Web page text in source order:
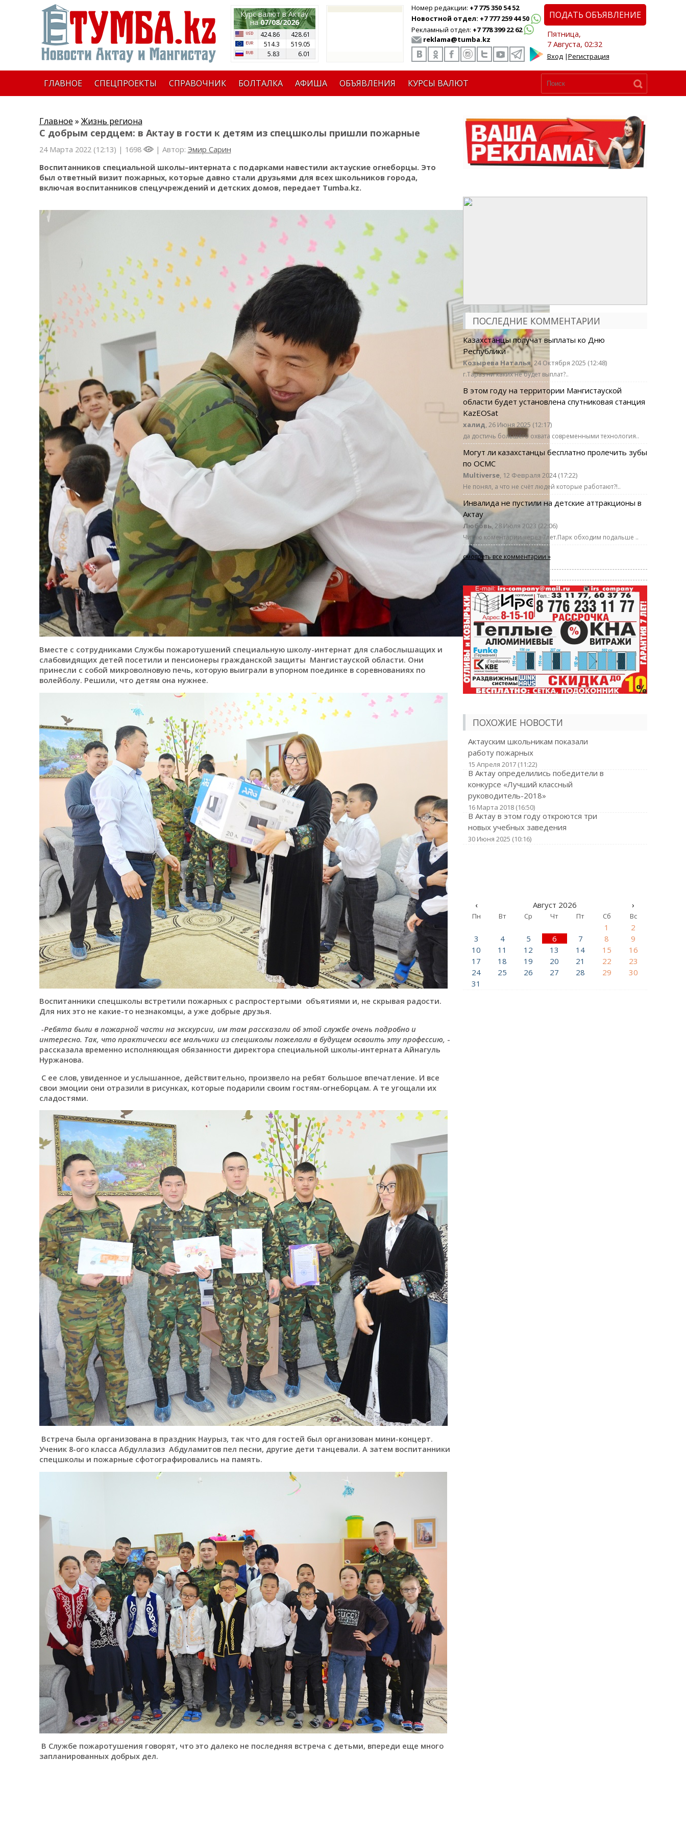
Курс валют в Актау
на07/08/2026
424.86
428.61
514.3
519.05
5.83
6.01
Номер редакции: +7 775 350 54 52
Новостной отдел: +7 777 259 44 50
Рекламный отдел: +7 778 399 22 62
reklama@tumba.kz
ПОДАТЬ ОБЪЯВЛЕНИЕ
Пятница,
7 Августа, 02:32
Вход|Регистрация
ГЛАВНОЕ СПЕЦПРОЕКТЫ СПРАВОЧНИК БОЛТАЛКА АФИША ОБЪЯВЛЕНИЯ КУРСЫ ВАЛЮТ
Главное » Жизнь региона
С добрым сердцем: в Актау в гости к детям из спецшколы пришли пожарные
24 Марта 2022 (12:13) | 1698 | Автор: Эмир Сарин
Воспитанников специальной школы–интерната с подарками навестили актауские огнеборцы. Это
был ответный визит пожарных, которые давно стали друзьями для всех школьников города,
включая воспитанников спецучреждений и детских домов, передает Tumba.kz.
Вместе с сотрудниками Службы пожаротушений специальную школу-интернат для слабослышащих и
слабовидящих детей посетили и пенсионеры гражданской защиты Мангистауской области. Они
принесли с собой микроволновую печь, которую выиграли в упорном поединке в соревнованиях по
волейболу. Решили, что детям она нужнее.
Воспитанники спецшколы встретили пожарных с распростертыми объятиями и, не скрывая радости.
Для них это не какие-то незнакомцы, а уже добрые друзья.
-Ребята были в пожарной части на экскурсии, им там рассказали об этой службе очень подробно и
интересно. Так, что практически все мальчики из спецшколы пожелали в будущем освоить эту профессию, -
рассказала временно исполняющая обязанности директора специальной школы-интерната Айнагуль
Нуржанова.
С ее слов, увиденное и услышанное, действительно, произвело на ребят большое впечатление. И все
свои эмоции они отразили в рисунках, которые подарили своим гостям-огнеборцам. А те угощали их
сладостями.
Встреча была организована в праздник Наурыз, так что для гостей был организован мини-концерт.
Ученик 8-ого класса Абдуллазиз Абдуламитов пел песни, другие дети танцевали. А затем воспитанники
спецшколы и пожарные сфотографировались на память.
В Службе пожаротушения говорят, что это далеко не последняя встреча с детьми, впереди еще много
запланированных добрых дел.
ПОСЛЕДНИЕ КОММЕНТАРИИ
Казахстанцы получат выплаты ко Дню
Республики
Козырева Наталья, 24 Октября 2025 (12:48)
г.Тараз ни каких не будет выплат?..
В этом году на территории Мангистауской
области будет установлена спутниковая станция
KazEOSat
халид, 26 Июня 2025 (12:17)
да достичь большего охвата современными технология..
Могут ли казахстанцы бесплатно пролечить зубы
по ОСМС
Multiverse, 12 Февраля 2024 (17:22)
Не понял, а что не счёт людей которые работают?!..
Инвалида не пустили на детские аттракционы в
Актау
Любовь, 28 Июля 2023 (22:06)
Читаю коментарии через 7лет.Парк обходим подальше ..
смотреть все комментарии »
ПОХОЖИЕ НОВОСТИ
Актауским школьникам показали
работу пожарных
15 Апреля 2017 (11:22)
В Актау определились победители в
конкурсе «Лучший классный
руководитель-2018»
16 Марта 2018 (16:50)
В Актау в этом году откроются три
новых учебных заведения
30 Июня 2025 (10:16)
‹ Август 2026 ›
Пн Вт Ср Чт Пт Сб Вс
1
2
3
4 5 6 7 8
9
10
11 12 13 14 15
16
17
18 19 20 21 22
23
24
25 26 27 28 29
30
31